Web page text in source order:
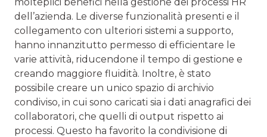
dell’azienda. Le diverse funzionalità presenti e il
collegamento con ulteriori sistemi a supporto,
hanno innanzitutto permesso di effi­cientare le
varie attività, riducendone il tempo di gestione e
creando maggiore fluidità. Inoltre, è stato
possibile creare un unico spazio di archivio
condiviso, in cui sono caricati sia i dati anagrafici dei
collaboratori, che quelli di output rispetto ai
processi. Questo ha favorito la condivisione di